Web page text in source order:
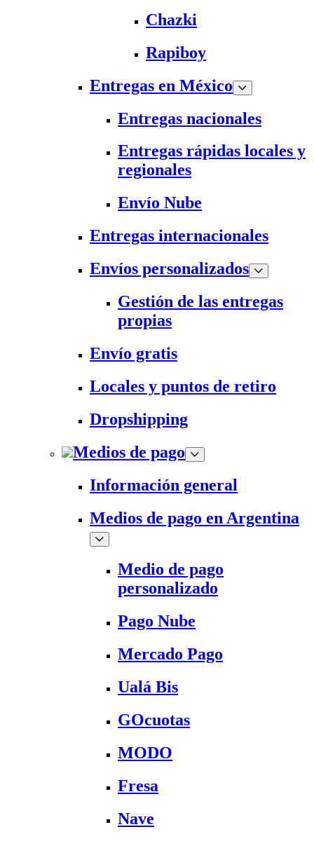
Chazki
Rapiboy
Entregas en México
Entregas nacionales
Entregas rápidas locales y
regionales
Envío Nube
Entregas internacionales
Envíos personalizados
Gestión de las entregas
propias
Envío gratis
Locales y puntos de retiro
Dropshipping
Medios de pago
Información general
Medios de pago en Argentina
Medio de pago
personalizado
Pago Nube
Mercado Pago
Ualá Bis
GOcuotas
MODO
Fresa
Nave